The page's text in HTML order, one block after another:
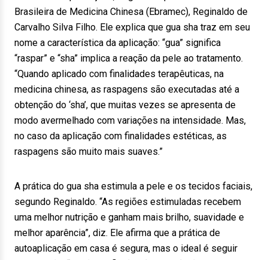
Brasileira de Medicina Chinesa (Ebramec), Reginaldo de
Carvalho Silva Filho. Ele explica que gua sha traz em seu
nome a característica da aplicação: “gua” significa
“raspar” e “sha” implica a reação da pele ao tratamento.
“Quando aplicado com finalidades terapêuticas, na
medicina chinesa, as raspagens são executadas até a
obtenção do ‘sha’, que muitas vezes se apresenta de
modo avermelhado com variações na intensidade. Mas,
no caso da aplicação com finalidades estéticas, as
raspagens são muito mais suaves.”
A prática do gua sha estimula a pele e os tecidos faciais,
segundo Reginaldo. “As regiões estimuladas recebem
uma melhor nutrição e ganham mais brilho, suavidade e
melhor aparência”, diz. Ele afirma que a prática de
autoaplicação em casa é segura, mas o ideal é seguir